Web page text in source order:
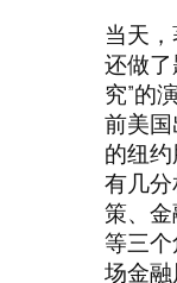
当天
还做
究”的
前美
的纽
有几
策、
等三
场金融